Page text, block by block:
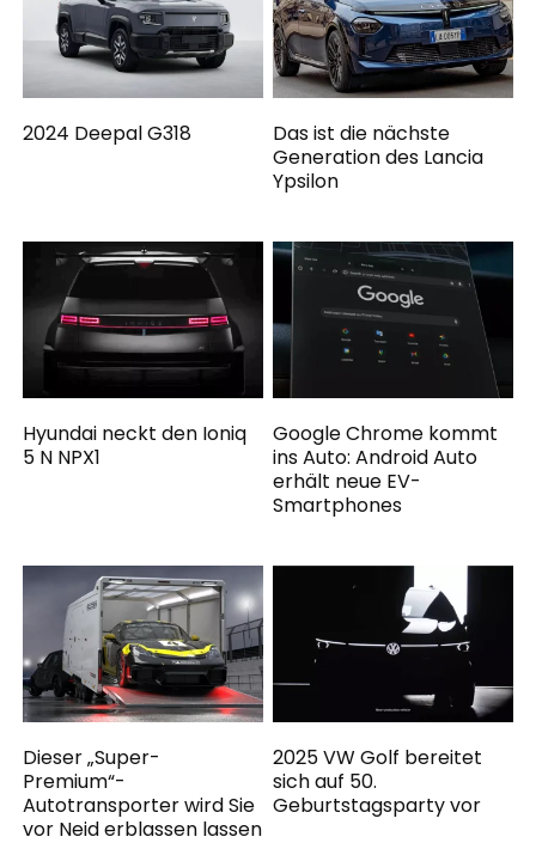
2024 Deepal G318
Das ist die nächste
Generation des Lancia
Ypsilon
Hyundai neckt den Ioniq
5 N NPX1
Google Chrome kommt
ins Auto: Android Auto
erhält neue EV-
Smartphones
Dieser „Super-
Premium“-
Autotransporter wird Sie
vor Neid erblassen lassen
2025 VW Golf bereitet
sich auf 50.
Geburtstagsparty vor